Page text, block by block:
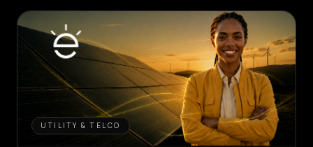
UTILITY & TELCO